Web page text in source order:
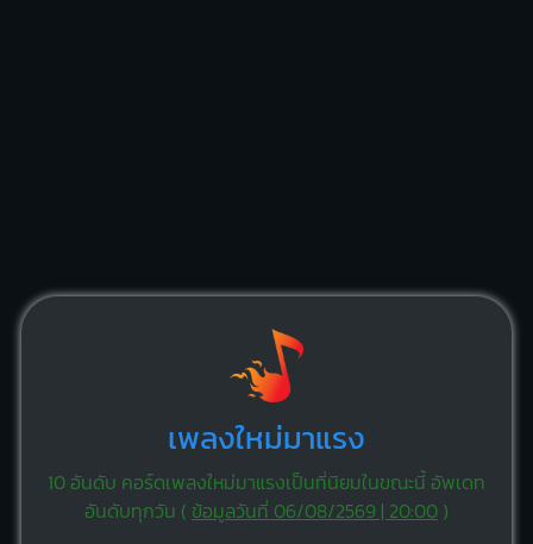
เพลงใหม่มาแรง
10 อันดับ คอร์ดเพลงใหม่มาแรงเป็นที่นิยมในขณะนี้ อัพเดท
อันดับทุกวัน ( ข้อมูลวันที่ 06/08/2569 | 20:00)